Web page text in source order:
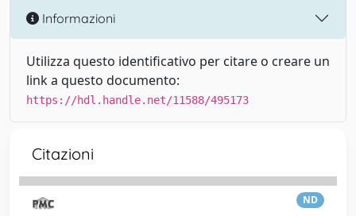
Informazioni
Utilizza questo identificativo per citare o creare un
link a questo documento:
https://hdl.handle.net/11588/495173
Citazioni
ND